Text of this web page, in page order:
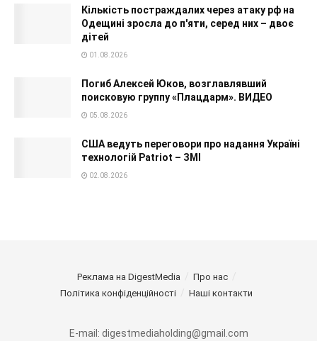
Кількість постраждалих через атаку рф на
Одещині зросла до п'яти, серед них – двоє
дітей
01.08.2026
Погиб Алексей Юков, возглавлявший
поисковую группу «Плацдарм». ВИДЕО
05.08.2026
США ведуть переговори про надання Україні
технологій Patriot – ЗМІ
02.08.2026
Реклама на DigestMedia
Про нас
Політика конфіденційності
Наші контакти
E-mail: digestmediaholding@gmail.com